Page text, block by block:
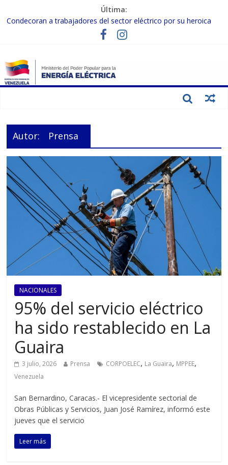
Última:
Condecoran a trabajadores del sector eléctrico por su heroica
labor tras el doble sismo del 24-J
Gobierno Nacional coordina acciones con el sector privado para
Inspeccionan trabajos de rehabilitación en instalaciones del SEN
en Carabobo
Gobierno Nacional activa plan preventivo para fortalecer el SEN
Autor: Prensa
NACIONALES
95% del servicio eléctrico
ha sido restablecido en La
Guaira
3 julio, 2026 Prensa CORPOELEC, La Guaira, MPPEE,
Venezuela
San Bernardino, Caracas.- El vicepresidente sectorial de
Obras Públicas y Servicios, Juan José Ramírez, informó este
jueves que el servicio
Leer más